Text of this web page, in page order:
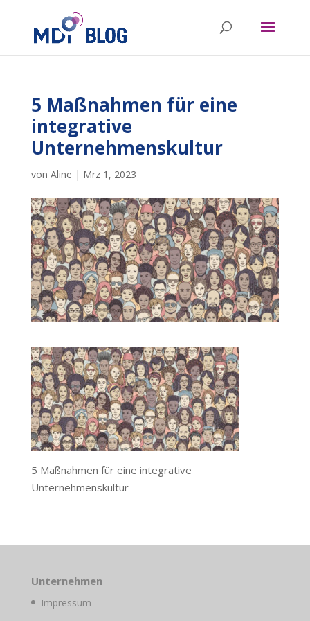
5 Maßnahmen für eine
integrative
Unternehmenskultur
von Aline | Mrz 1, 2023
5 Maßnahmen für eine integrative
Unternehmenskultur
Unternehmen
Impressum